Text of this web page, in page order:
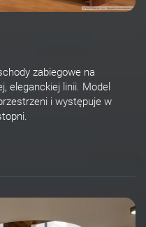
zabiegowe na
eleganckiej linii. Model
i występuje w